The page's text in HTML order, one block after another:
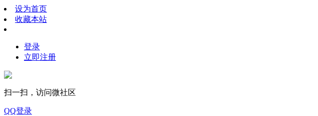
设为首页
收藏本站
登录
立即注册
扫一扫，访问微社区
QQ登录